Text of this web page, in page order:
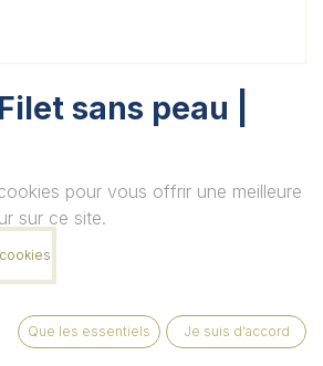
sans peau |
pour vous offrir une meilleure
sur ce site.
Que les essentiels Je suis d'accord